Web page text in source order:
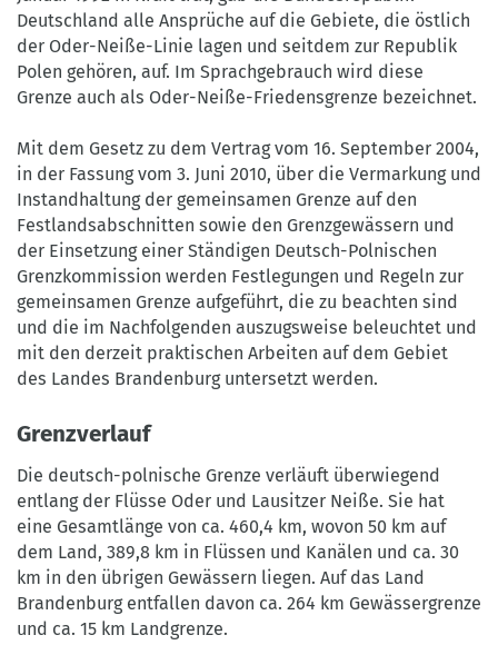
SA
3.0
DE
Deutschland alle Ansprüche auf die Gebiete, die östlich
der Oder-Neiße-Linie lagen und seitdem zur Republik
Polen gehören, auf. Im Sprachgebrauch wird diese
Grenze auch als Oder-Neiße-Friedensgrenze bezeichnet.
Mit dem Gesetz zu dem Vertrag vom 16. September 2004,
in der Fassung vom 3. Juni 2010, über die Vermarkung und
Instandhaltung der gemeinsamen Grenze auf den
Festlandsabschnitten sowie den Grenzgewässern und
der Einsetzung einer Ständigen Deutsch-Polnischen
Grenzkommission werden Festlegungen und Regeln zur
gemeinsamen Grenze aufgeführt, die zu beachten sind
und die im Nachfolgenden auszugsweise beleuchtet und
mit den derzeit praktischen Arbeiten auf dem Gebiet
des Landes Brandenburg untersetzt werden.
Grenzverlauf
Die deutsch-polnische Grenze verläuft überwiegend
entlang der Flüsse Oder und Lausitzer Neiße. Sie hat
eine Gesamtlänge von ca. 460,4 km, wovon 50 km auf
dem Land, 389,8 km in Flüssen und Kanälen und ca. 30
km in den übrigen Gewässern liegen. Auf das Land
Brandenburg entfallen davon ca. 264 km Gewässergrenze
und ca. 15 km Landgrenze.